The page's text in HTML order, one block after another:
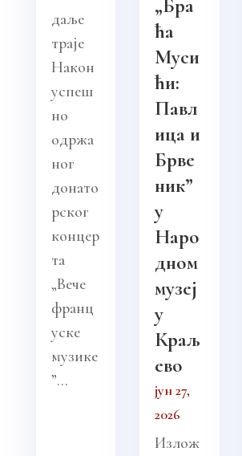
даље
траје
Након
успеш
но
одржа
ног
донато
рског
концер
та
„Вече
франц
уске
музике
”...
„Бра
ћа
Муси
ћи:
Павл
ица и
Брве
ник”
у
Наро
дном
музеј
у
Краљ
ево
јун 27,
2026
Излож